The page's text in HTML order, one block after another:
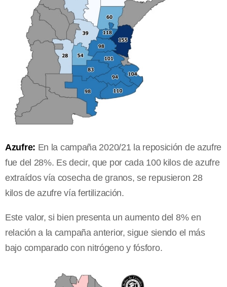
Azufre: En la campaña 2020/21 la reposición de azufre
fue del 28%. Es decir, que por cada 100 kilos de azufre
extraídos vía cosecha de granos, se repusieron 28
kilos de azufre vía fertilización.
Este valor, si bien presenta un aumento del 8% en
relación a la campaña anterior, sigue siendo el más
bajo comparado con nitrógeno y fósforo.